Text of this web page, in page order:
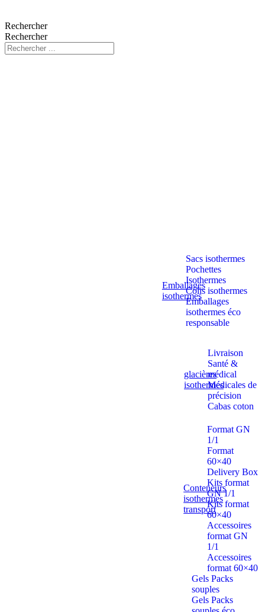
Rechercher
Rechercher
Emballages
isothermes
Sacs isothermes
Pochettes
Isothermes
Colis isothermes
Emballages
isothermes éco
responsable
glacières
isothermes
Livraison
Santé &
médical
Médicales de
précision
Cabas coton
Conteneurs
isothermes
transport
Format GN
1/1
Format
60×40
Delivery Box
Kits format
GN 1/1
Kits format
60×40
Accessoires
format GN
1/1
Accessoires
format 60×40
Gels Packs
souples
Gels Packs